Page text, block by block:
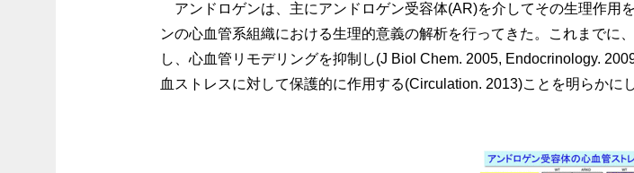
アンドロゲンは、主にアンドロゲン受容体(AR)を介してその生理作
ンの心血管系組織における生理的意義の解析を行ってきた。これまでに
し、心血管リモデリングを抑制し(J Biol Chem. 2005, Endocrinology.
血ストレスに対して保護的に作用する(Circulation. 2013)ことを明らかにし